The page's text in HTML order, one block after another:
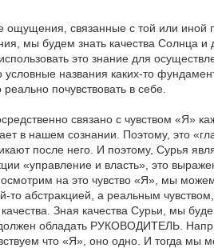
ощущения, связанные с той или иной
мы будем знать качества Солнца и
это знание для
условные названия каких-то
почувствовать в себе.
связано с чувством «Я»
в нашем сознании. Поэтому, это
после него. И поэтому, Сурья
«управление и власть», это
на это чувство «Я», мы
то абстракцией, а реальным
Зная качества Сурьи, мы
обладать РУКОВОДИТЕЛЬ.
что «Я», оно одно. И тогда мы